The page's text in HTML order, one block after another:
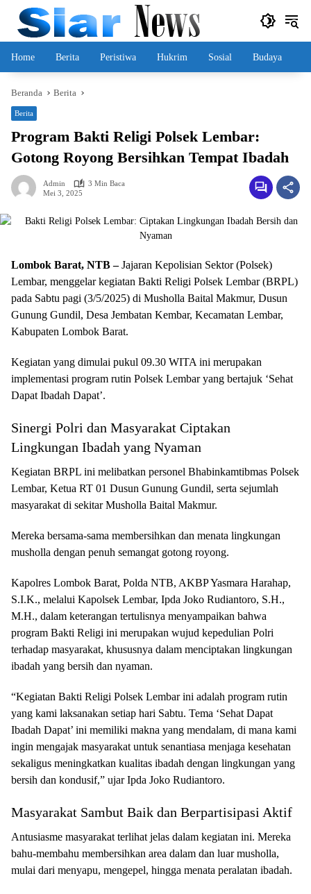
Langsung
konten
Home Berita Peristiwa Hukrim Sosial Budaya
Beranda Berita
Berita
Program Bakti Religi Polsek Lembar:
Gotong Royong Bersihkan Tempat Ibadah
Admin
3 Min Baca
Mei 3, 2025
Lombok Barat, NTB –Jajaran Kepolisian Sektor (Polsek)
Lembar, menggelar kegiatan Bakti Religi Polsek Lembar (BRPL)
pada Sabtu pagi (3/5/2025) di Musholla Baital Makmur, Dusun
Gunung Gundil, Desa Jembatan Kembar, Kecamatan Lembar,
Kabupaten Lombok Barat.
Kegiatan yang dimulai pukul 09.30 WITA ini merupakan
implementasi program rutin Polsek Lembar yang bertajuk ‘Sehat
Dapat Ibadah Dapat’.
Sinergi Polri dan Masyarakat Ciptakan
Lingkungan Ibadah yang Nyaman
Kegiatan BRPL ini melibatkan personel Bhabinkamtibmas Polsek
Lembar, Ketua RT 01 Dusun Gunung Gundil, serta sejumlah
masyarakat di sekitar Musholla Baital Makmur.
Mereka bersama-sama membersihkan dan menata lingkungan
musholla dengan penuh semangat gotong royong.
Kapolres Lombok Barat, Polda NTB, AKBP Yasmara Harahap,
S.I.K., melalui Kapolsek Lembar, Ipda Joko Rudiantoro, S.H.,
M.H., dalam keterangan tertulisnya menyampaikan bahwa
program Bakti Religi ini merupakan wujud kepedulian Polri
terhadap masyarakat, khususnya dalam menciptakan lingkungan
ibadah yang bersih dan nyaman.
“Kegiatan Bakti Religi Polsek Lembar ini adalah program rutin
yang kami laksanakan setiap hari Sabtu. Tema ‘Sehat Dapat
Ibadah Dapat’ ini memiliki makna yang mendalam, di mana kami
ingin mengajak masyarakat untuk senantiasa menjaga kesehatan
sekaligus meningkatkan kualitas ibadah dengan lingkungan yang
bersih dan kondusif,” ujar Ipda Joko Rudiantoro.
Masyarakat Sambut Baik dan Berpartisipasi Aktif
Antusiasme masyarakat terlihat jelas dalam kegiatan ini. Mereka
bahu-membahu membersihkan area dalam dan luar musholla,
mulai dari menyapu, mengepel, hingga menata peralatan ibadah.